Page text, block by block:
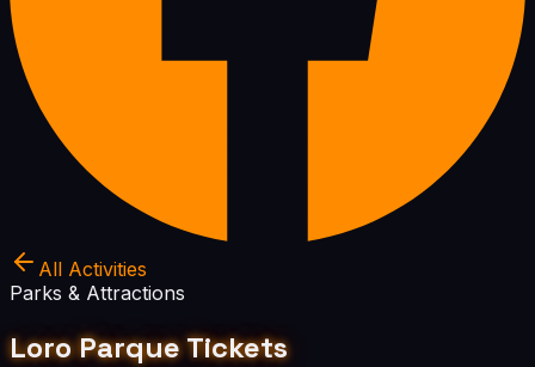
All Activities
Parks & Attractions
Loro Parque Tickets